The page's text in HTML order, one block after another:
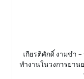
เกียรติศักดิ์ งามขำ
ทำงานในวงการยา